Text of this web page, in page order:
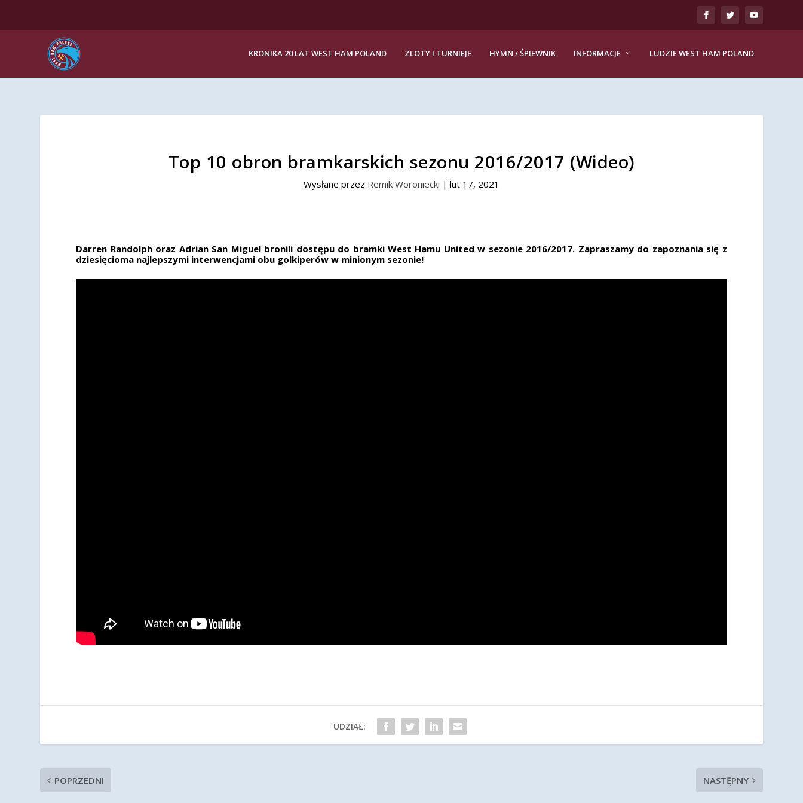
KRONIKA 20 LAT WEST HAM POLAND ZLOTY I TURNIEJE HYMN / ŚPIEWNIK INFORMACJE LUDZIE WEST HAM POLAND
Top 10 obron bramkarskich sezonu 2016/2017 (Wideo)
Wysłane przez Remik Woroniecki | lut 17, 2021
Darren Randolph oraz Adrian San Miguel bronili dostępu do bramki West Hamu United w sezonie 2016/2017. Zapraszamy do zapoznania się z
dziesięcioma najlepszymi interwencjami obu golkiperów w minionym sezonie!
UDZIAŁ:
POPRZEDNI NASTĘPNY